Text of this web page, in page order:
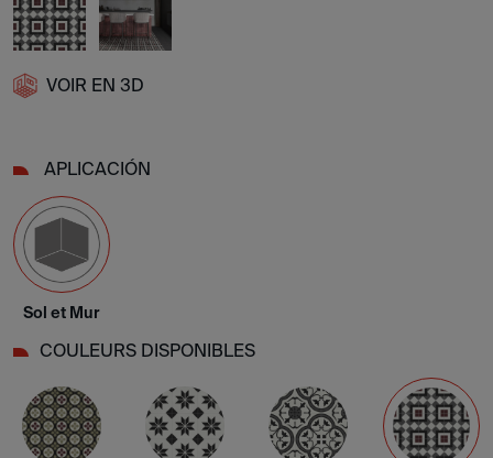
VOIR EN 3D
APLICACIÓN
Sol et Mur
COULEURS DISPONIBLES